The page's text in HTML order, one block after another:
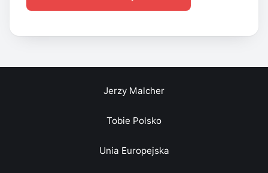
Jerzy Malcher
Tobie Polsko
Unia Europejska